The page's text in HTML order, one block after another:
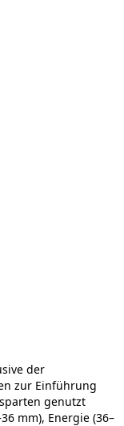
der
zur Einführung
genutzt
mm), Energie (36–